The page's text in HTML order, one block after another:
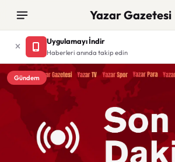
Yazar Gazetesi
Uygulamayı İndir
Haberleri anında takip edin
Gündem